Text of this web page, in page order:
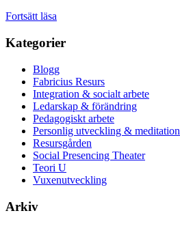
Fortsätt läsa
Kategorier
Blogg
Fabricius Resurs
Integration & socialt arbete
Ledarskap & förändring
Pedagogiskt arbete
Personlig utveckling & meditation
Resursgården
Social Presencing Theater
Teori U
Vuxenutveckling
Arkiv